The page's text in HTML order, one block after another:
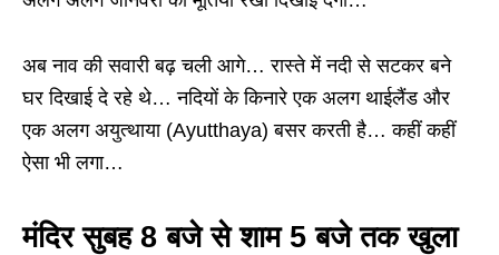
अब नाव की सवारी बढ़ चली आगे… रास्ते में नदी से सटकर बने
घर दिखाई दे रहे थे… नदियों के किनारे एक अलग थाईलैंड और
एक अलग अयुत्थाया (Ayutthaya) बसर करती है… कहीं कहीं
ऐसा भी लगा…
मंदिर सुबह 8 बजे से शाम 5 बजे तक खुला